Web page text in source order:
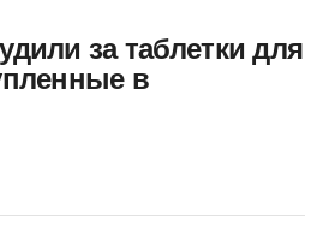
за таблетки для
в